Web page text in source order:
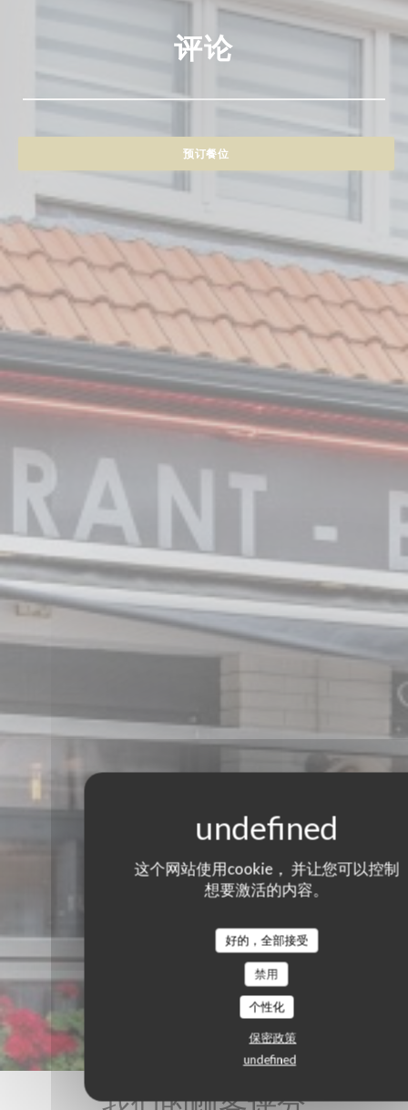
这个网站使用cookie， 并让您可以控制
想要激活的内容。
好的，全部接受
禁用
个性化
保密政策
undefined
评论
预订餐位